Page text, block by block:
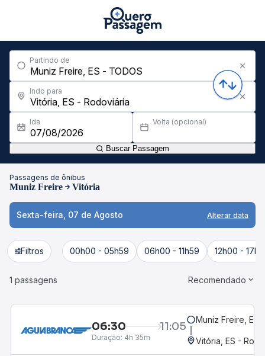
Partindo de
Indo para
Ida Volta (opcional)
Buscar Passagem
Passagens de ônibus
Muniz Freire Vitória
Sexta-feira, 07 de Agosto Alterar data
Filtros 00h00 - 05h59 06h00 - 11h59 12h00 -
1 passagens Recomendado
06:30 11:05
Duração: 4h 35m
Muniz Freire, ES
Vitória, ES -